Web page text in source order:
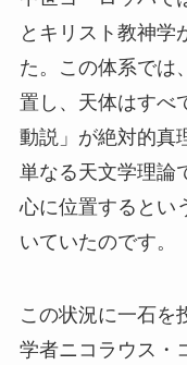
とキリスト教神学
た。この体系では
置し、天体はすべ
動説」が絶対的真
単なる天文学理論
心に位置するとい
いていたのです。
この状況に一石を
学者ニコラウス・